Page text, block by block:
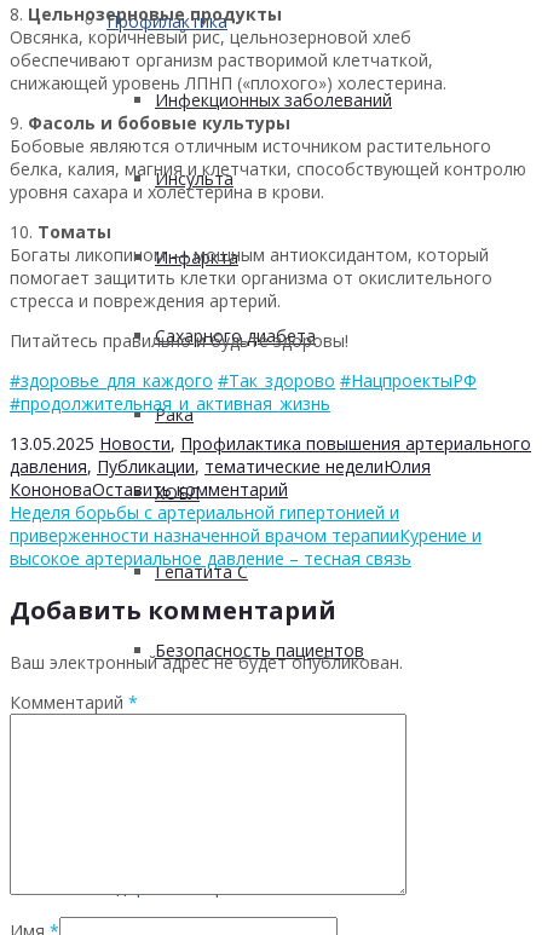
Профилактика
Инфекционных заболеваний
Инсульта
Инфаркта
Сахарного диабета
Рака
ХОБЛ
Гепатита С
Безопасность пациентов
8. Цельнозерновые продукты
Овсянка, коричневый рис, цельнозерновой хлеб
обеспечивают организм растворимой клетчаткой,
снижающей уровень ЛПНП («плохого») холестерина.
9. Фасоль и бобовые культуры
Бобовые являются отличным источником растительного
белка, калия, магния и клетчатки, способствующей контролю
уровня сахара и холестерина в крови.
10. Томаты
Богаты ликопином — мощным антиоксидантом, который
помогает защитить клетки организма от окислительного
стресса и повреждения артерий.
Питайтесь правильно и будьте здоровы!
#здоровье_для_каждого #Так_здорово #НацпроектыРФ
#продолжительная_и_активная_жизнь
13.05.2025 Новости, Профилактика повышения артериального
давления, Публикации, тематические неделиЮлия
КононоваОставить комментарий
Неделя борьбы с артериальной гипертонией и
приверженности назначенной врачом терапииКурение и
высокое артериальное давление – тесная связь
Добавить комментарий
Ваш электронный адрес не будет опубликован.
Комментарий *